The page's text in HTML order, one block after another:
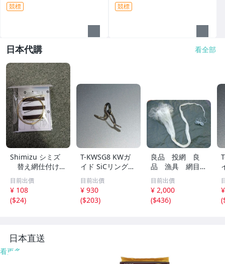
競標 競標
日本代購 看全部
Shimizu シミズ
替え網仕付けセ
ット ゴールド×
ブラック
目前出價
¥ 108
($24)
T-KWSG8 KWガ
イド SiCリング
富士工業 ガイド
チタンフレーム
目前出價
¥ 930
($203)
良品 投網 良
品 漁具 網目
約1ｃｍ×1ｃｍ
4Ｋｇ ⑥
目前出價
¥ 2,000
($436)
(
日本直送
看更多